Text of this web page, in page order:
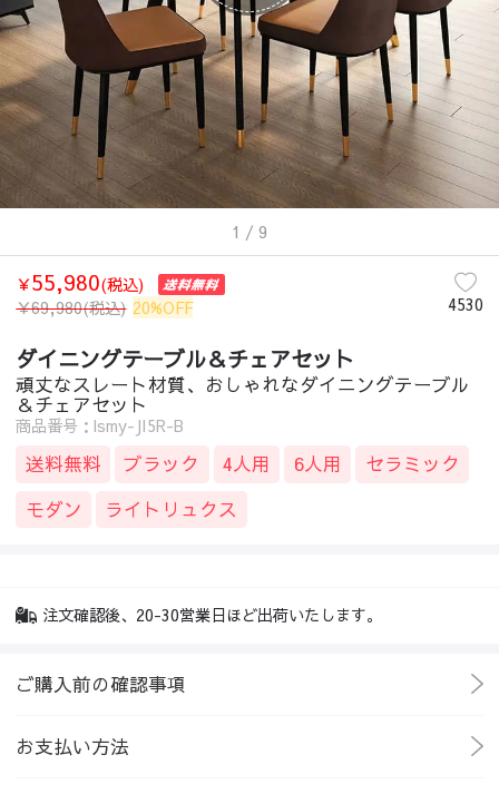
1 / 9
￥55,980(税込)
￥69,980(税込) 20%OFF 4530
ダイニングテーブル＆チェアセット
頑丈なスレート材質、おしゃれなダイニングテーブル
＆チェアセット
商品番号：lsmy-JI5R-B
送料無料 ブラック 4人用 6人用
セラミック
モダン
ライトリュクス
注文確認後、20-30営業日ほど出荷いたします。
ご購入前の確認事項
お支払い方法